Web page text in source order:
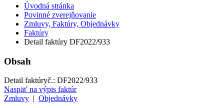
Úvodná stránka
Povinné zverejňovanie
Zmluvy, Faktúry, Objednávky
Faktúry
Detail faktúry DF2022/933
Obsah
Detail faktúryč.: DF2022/933
Naspäť na výpis faktúr
Zmluvy
Objednávky